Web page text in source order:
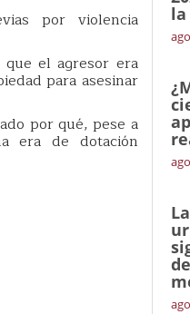
por violencia
el agresor era
para asesinar
por qué, pese a
era de dotación
la